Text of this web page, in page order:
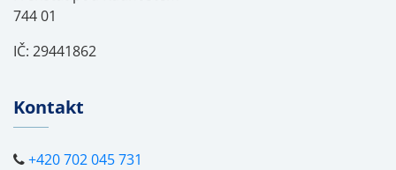
744 01
IČ: 29441862
Kontakt
+420 702 045 731